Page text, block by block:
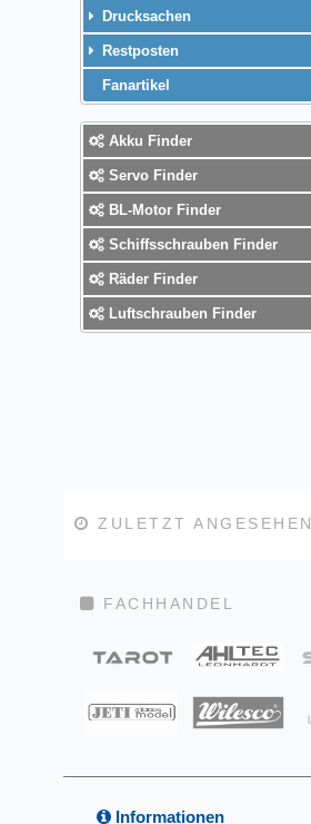
Drucksachen
Restposten
Fanartikel
Akku Finder
Servo Finder
BL-Motor Finder
Schiffsschrauben Finder
Räder Finder
Luftschrauben Finder
ZULETZT ANGESEHEN
FACHHANDEL
Informationen